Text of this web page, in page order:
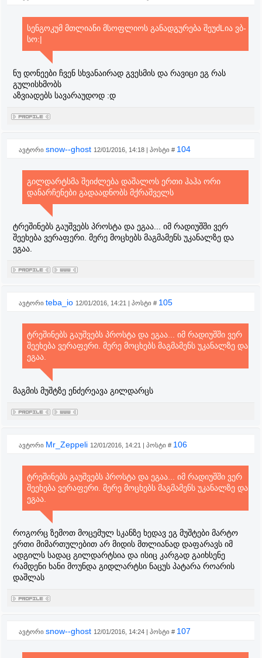
სენგოკუმ მთლიანი მსოფლიოს განადგურება შეუძLია ვბ-
სო:|
ნუ დონეები ჩვენ სხვანაირად გვესმის და რავიცი ეგ რას
გულისხმობს
აზვიადებს სავარაუდოდ :დ
ავტორი snow--ghost 12/01/2016, 14:18 | პოსტი # 104
გილდარტსმა შეიძლება დაშალოს ერთი ჰაჰა ორი
დანარჩენები გადაადნობს მქრაშველს
ტრეშინებს გაუშვებს პროსტა და ეგაა... იმ რადიუშში ვერ
შეეხება ვერაფერი. მერე მოცხებს მაგმამენს უკანალზე და
ეგაა.
ავტორი teba_io 12/01/2016, 14:21 | პოსტი # 105
ტრეშინებს გაუშვებს პროსტა და ეგაა... იმ რადიუშში ვერ
შეეხება ვერაფერი. მერე მოცხებს მაგმამენს უკანალზე და
ეგაა.
მაგმის მუშტზე ენძერეავა გილდარცს
ავტორი Mr_Zeppeli 12/01/2016, 14:21 | პოსტი # 106
ტრეშინებს გაუშვებს პროსტა და ეგაა... იმ რადიუშში ვერ
შეეხება ვერაფერი. მერე მოცხებს მაგმამენს უკანალზე და
ეგაა.
როგორც ზემოთ მოცემულ სკანზე ხედავ ეგ მუშტები მარტო
ერთი მიმართულებით არ მიდის მთლიანად დაფარავს იმ
ადგილს სადაც გილდარტსია და ისიც კარგად გაიხსენე
რამდენი ხანი მოუნდა გიდლარტსი ნაცუს პატარა როარის
დაშლას
ავტორი snow--ghost 12/01/2016, 14:24 | პოსტი # 107